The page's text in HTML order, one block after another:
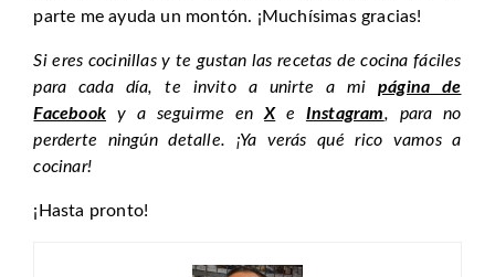
parte me ayuda un montón. ¡Muchísimas gracias!
Si eres cocinillas y te gustan las recetas de cocina fáciles
para cada día, te invito a unirte a mipágina de
Facebook y a seguirme enXe Instagram, para no
perderte ningún detalle. ¡Ya verás qué rico vamos a
cocinar!
¡Hasta pronto!